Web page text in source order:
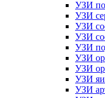
УЗИ
УЗИ
УЗИ
УЗИ
УЗИ
УЗИ
УЗИ
УЗИ
УЗИ